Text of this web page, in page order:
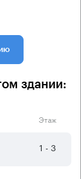
здании:
Этаж
1 - 3